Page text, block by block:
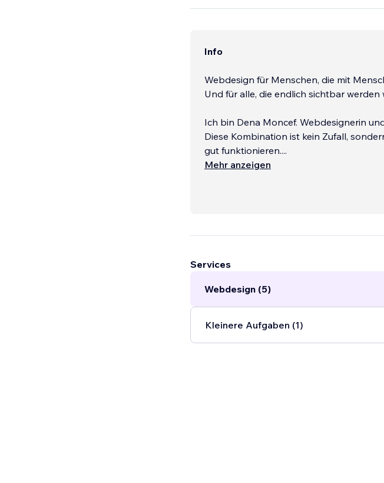
Info
Webdesign für Menschen, die mit
Und für alle, die endlich sichtbar werden
Ich bin Dena Moncef. Webdesignerin
Diese Kombination ist kein Zufall,
gut funktionieren....
Mehr anzeigen
Services
Webdesign (5)
Kleinere Aufgaben (1)